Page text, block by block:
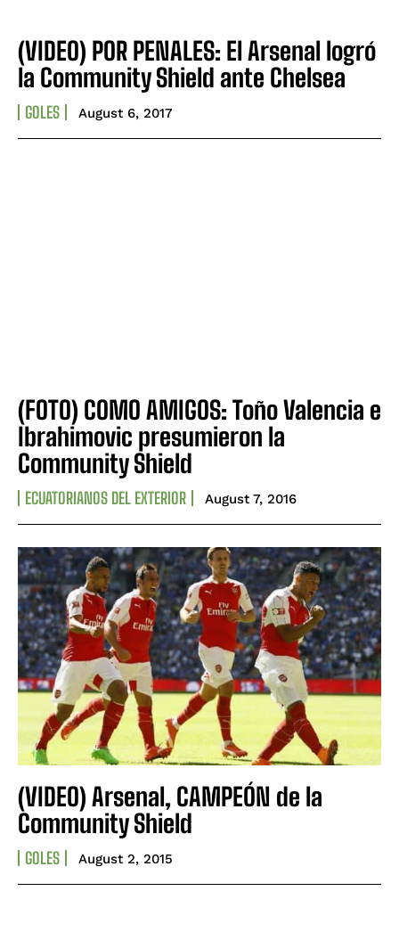
(VIDEO) POR PENALES: El Arsenal logró
la Community Shield ante Chelsea
GOLES August 6, 2017
(FOTO) COMO AMIGOS: Toño Valencia e
Ibrahimovic presumieron la
Community Shield
ECUATORIANOS DEL EXTERIOR August 7, 2016
(VIDEO) Arsenal, CAMPEÓN de la
Community Shield
GOLES August 2, 2015